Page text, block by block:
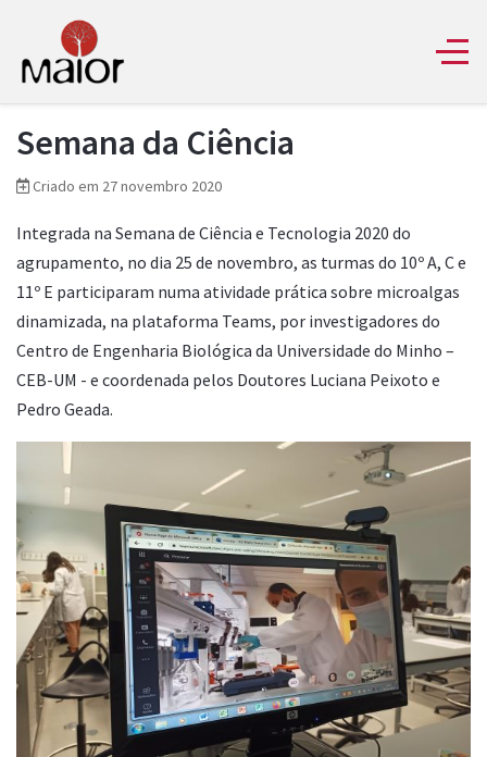
Semana da Ciência
Criado em 27 novembro 2020
Integrada na Semana de Ciência e Tecnologia 2020 do
agrupamento, no dia 25 de novembro, as turmas do 10º A, C e
11º E participaram numa atividade prática sobre microalgas
dinamizada, na plataforma Teams, por investigadores do
Centro de Engenharia Biológica da Universidade do Minho –
CEB-UM - e coordenada pelos Doutores Luciana Peixoto e
Pedro Geada.